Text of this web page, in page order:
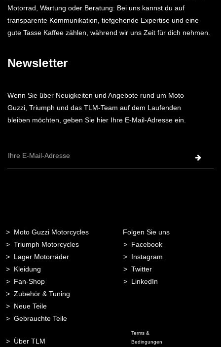
Motorrad, Wartung oder Beratung: Bei uns kannst du auf
transparente Kommunikation, tiefgehende Expertise und eine
gute Tasse Kaffee zählen, während wir uns Zeit für dich nehmen.
Newsletter
Wenn Sie über Neuigkeiten und Angebote rund um Moto
Guzzi, Triumph und das TLM-Team auf dem Laufenden
bleiben möchten, geben Sie hier Ihre E-Mail-Adresse ein.
E-
Moto Guzzi Motorcycles
Triumph Motorcycles
Lager Motorräder
Kleidung
Fan-Shop
Zubehör & Tuning
Neue Teile
Gebrauchte Teile
Über TLM
Folgen Sie uns
Facebook
Instagram
Twitter
LinkedIn
Terms &
Bedingungen